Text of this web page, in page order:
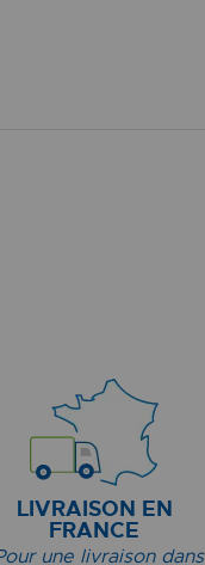
LIVRAISON EN
FRANCE
une livraison dans